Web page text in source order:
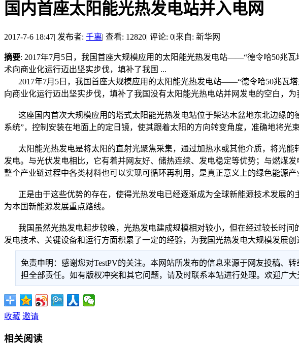
国内首座太阳能光热发电站并入电网
2017-7-6 18:47| 发布者: 千离| 查看: 12820| 评论: 0|来自: 新华网
摘要: 2017年7月5日，我国首座大规模应用的太阳能光热发电站——“德令哈50兆
术向商业化运行迈出坚实步伐，填补了我国 ...
2017年7月5日，我国首座大规模应用的太阳能光热发电站——“德令哈50兆瓦塔
向商业化运行迈出坚实步伐，填补了我国没有太阳能光热电站并网发电的空白，
这座国内首次大规模应用的塔式太阳能光热发电站位于柴达木盆地东北边缘的
系统”，控制安装在地面上的定日镜，使其跟着太阳的方向转变角度，准确地将光
太阳能光热发电是将太阳的直射光聚焦采集，通过加热水或其他介质，将光能
发电。与光伏发电相比，它有着并网友好、储热连续、发电稳定等优势；与燃煤
整个产业链过程中各类材料也可以实现可循环再利用，是真正意义上的绿色能源产
正是由于这些优势的存在，使得光热发电已经逐渐成为全球新能源技术发展的
为本国新能源发展重点路线。
我国虽然光热发电起步较晚，光热发电建成规模相对较小，但在经过较长时间
发电技术、关键设备和运行方面积累了一定的经验，为我国光热发电大规模发展创
免责申明：感谢您对TestPV的关注。本网站所发布的信息来源于网友投稿、
担全部责任。如有版权冲突和其它问题，请及时联系本站进行处理。欢迎广大
收藏 邀请
相关阅读